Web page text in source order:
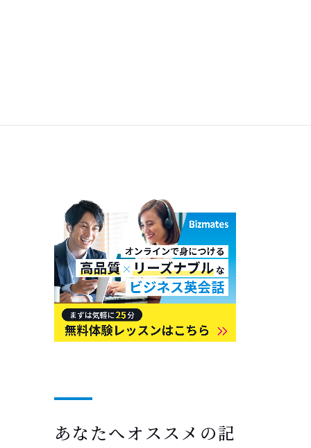
あなたへオススメの記